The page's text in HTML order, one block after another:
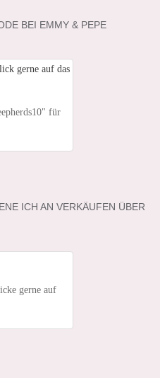
BEI EMMY & PEPE
für
ICH AN VERKÄUFEN ÜBER
gerne auf